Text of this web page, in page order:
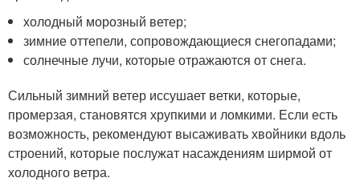
холодный морозный ветер;
зимние оттепели, сопровождающиеся снегопадами;
солнечные лучи, которые отражаются от снега.
Сильный зимний ветер иссушает ветки, которые,
промерзая, становятся хрупкими и ломкими. Если есть
возможность, рекомендуют высаживать хвойники вдоль
строений, которые послужат насаждениям ширмой от
холодного ветра.